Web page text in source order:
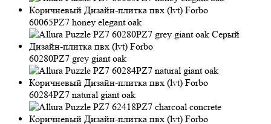
60065PZ7 honey elegant oak
60280PZ7 grey giant oak
60284PZ7 natural giant oak